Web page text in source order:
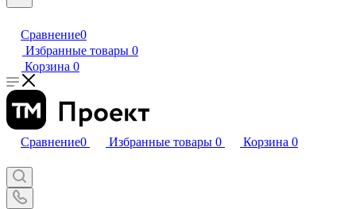
Сравнение0
Избранные товары 0
Корзина 0
Сравнение0 Избранные товары 0 Корзина 0